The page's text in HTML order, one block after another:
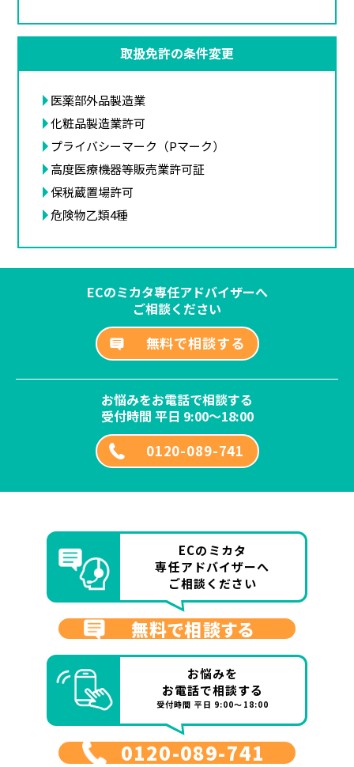
取扱免許の条件変更
医薬部外品製造業
化粧品製造業許可
プライバシーマーク（Pマーク）
高度医療機器等販売業許可証
保税蔵置場許可
危険物乙類4種
ECのミカタ専任アドバイザーへ
ご相談ください
無料で相談する
お悩みをお電話で相談する
受付時間 平日 9:00～18:00
0120-089-741
ECのミカタ
専任アドバイザーへ
ご相談ください
無料で相談する
お悩みを
お電話で相談する
受付時間 平日 9:00～18:00
0120-089-741